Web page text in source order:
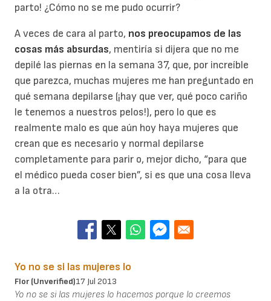
parto! ¿Cómo no se me pudo ocurrir?
A veces de cara al parto, nos preocupamos de las
cosas más absurdas, mentiría si dijera que no me
depilé las piernas en la semana 37, que, por increíble
que parezca, muchas mujeres me han preguntado en
qué semana depilarse (¡hay que ver, qué poco cariño
le tenemos a nuestros pelos!), pero lo que es
realmente malo es que aún hoy haya mujeres que
crean que es necesario y normal depilarse
completamente para parir o, mejor dicho, “para que
el médico pueda coser bien”, si es que una cosa lleva
a la otra…
Yo no se si las mujeres lo
Flor (unverified)17 Jul 2013
Yo no se si las mujeres lo hacemos porque lo creemos